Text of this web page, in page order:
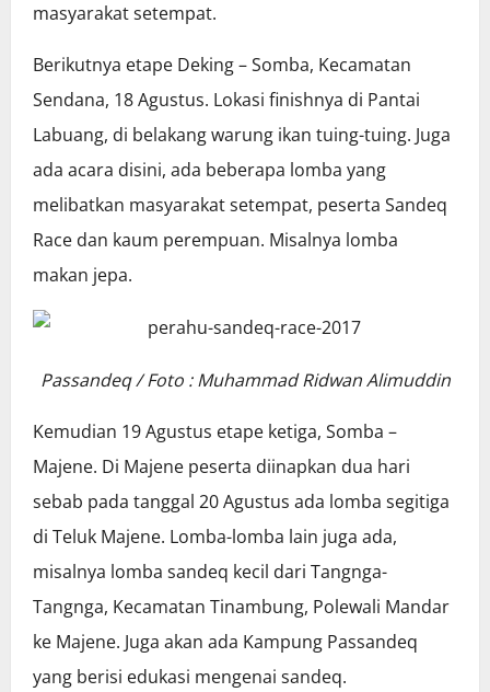
masyarakat setempat.
Berikutnya etape Deking – Somba, Kecamatan
Sendana, 18 Agustus. Lokasi finishnya di Pantai
Labuang, di belakang warung ikan tuing-tuing. Juga
ada acara disini, ada beberapa lomba yang
melibatkan masyarakat setempat, peserta Sandeq
Race dan kaum perempuan. Misalnya lomba
makan jepa.
Passandeq / Foto : Muhammad Ridwan Alimuddin
Kemudian 19 Agustus etape ketiga, Somba –
Majene. Di Majene peserta diinapkan dua hari
sebab pada tanggal 20 Agustus ada lomba segitiga
di Teluk Majene. Lomba-lomba lain juga ada,
misalnya lomba sandeq kecil dari Tangnga-
Tangnga, Kecamatan Tinambung, Polewali Mandar
ke Majene. Juga akan ada Kampung Passandeq
yang berisi edukasi mengenai sandeq.